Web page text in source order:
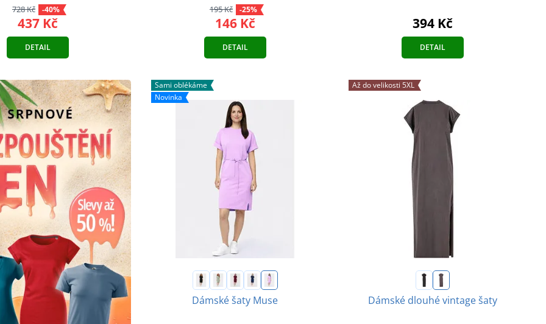
728 Kč
-40%
437 Kč
DETAIL
195 Kč
-25%
146 Kč
DETAIL
394 Kč
DETAIL
Sami oblékáme
Novinka
Dámské šaty Muse
Až do velikosti 5XL
Dámské dlouhé vintage šaty